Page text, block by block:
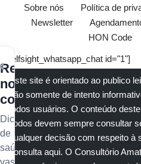
Sobre nós Política de
Newsletter
HON Code
[elfsight_whatsapp_chat id="1"]
Este site é orientado ao publico
são somente de intento
todos usuários. O conteúdo
Todos devem sempre consultar
qualquer decisão com respeito à
consulta aqui. O Consultório
Receba
nossos
conteúdos
Dicas
de
saúde
vascular,